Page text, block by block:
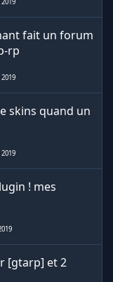
fait un forum
rp
skins quand un
! mes
[gtarp] et 2